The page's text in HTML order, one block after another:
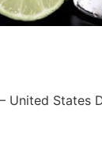
United States